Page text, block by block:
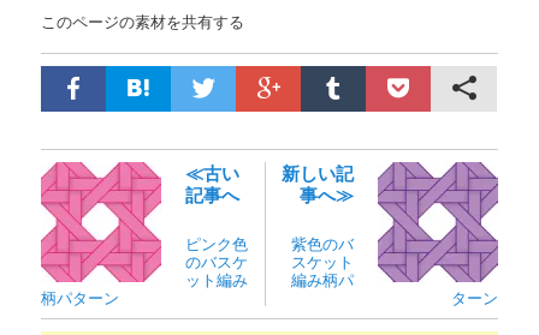
このページの素材を共有する
≪古い
記事へ
ピンク色
のバスケ
ット編み
柄パターン
新しい記
事へ≫
紫色のバ
スケット
編み柄パ
ターン